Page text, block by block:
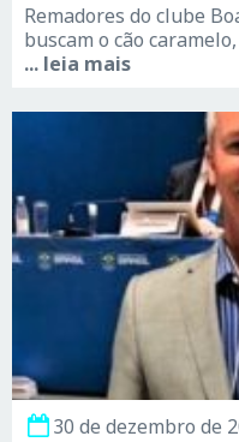
Remadores do clube
buscam o cão
... leia mais
30 de dezembro de